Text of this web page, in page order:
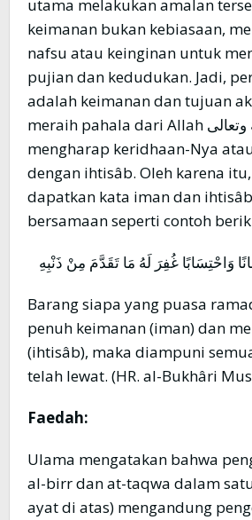
utama melakukan amalan
keimanan bukan kebiasaan,
nafsu atau keinginan untuk
pujian dan kedudukan. Jadi,
adalah keimanan dan tujuan
meraih pahala dari Allah سبحانه وتعالى serta
mengharap keridhaan-Nya
dengan ihtisâb. Oleh karena
dapatkan kata iman dan
bersamaan seperti contoh
وَاحْتِسَابًا غُفِرَ لَهُ مَا تَقَدَّمَ مِنْ ذَنْبِهِ
Barang siapa yang puasa
penuh keimanan (iman) dan
(ihtisâb), maka diampuni
telah lewat. (HR. al-Bukhâri
Faedah:
Ulama mengatakan bahwa
al-birr dan at-taqwa dalam
ayat di atas) mengandung